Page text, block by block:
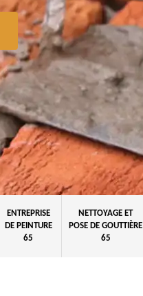
ENTREPRISE
DE PEINTURE
65
NETTOYAGE ET
POSE DE GOUTTIÈRE
65